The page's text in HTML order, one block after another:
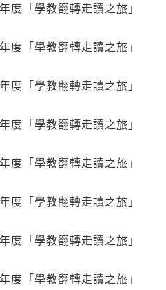
度「學教翻轉走讀之旅」
度「學教翻轉走讀之旅」
度「學教翻轉走讀之旅」
度「學教翻轉走讀之旅」
度「學教翻轉走讀之旅」
度「學教翻轉走讀之旅」
度「學教翻轉走讀之旅」
度「學教翻轉走讀之旅」